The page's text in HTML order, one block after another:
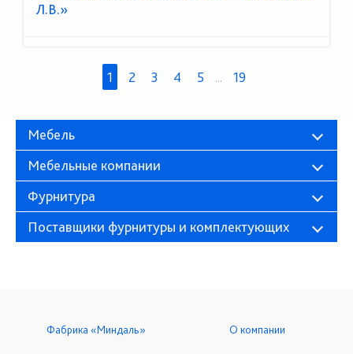
Л.В.»
1 2 3 4 5 ... 19
Мебель
Мебельные компании
Фурнитура
Поставщики фурнитуры и комплектующих
Фабрика «Миндаль» О компании